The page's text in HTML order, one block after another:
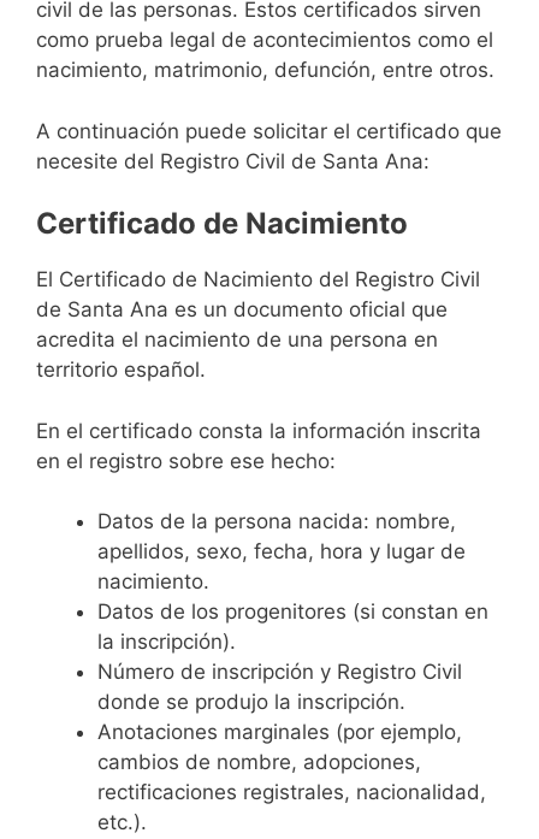
civil de las personas. Estos certificados sirven
como prueba legal de acontecimientos como el
nacimiento, matrimonio, defunción, entre otros.
A continuación puede solicitar el certificado que
necesite del Registro Civil de Santa Ana:
Certificado de Nacimiento
El Certificado de Nacimiento del Registro Civil
de Santa Ana es un documento oficial que
acredita el nacimiento de una persona en
territorio español.
En el certificado consta la información inscrita
en el registro sobre ese hecho:
Datos de la persona nacida: nombre,
apellidos, sexo, fecha, hora y lugar de
nacimiento.
Datos de los progenitores (si constan en
la inscripción).
Número de inscripción y Registro Civil
donde se produjo la inscripción.
Anotaciones marginales (por ejemplo,
cambios de nombre, adopciones,
rectificaciones registrales, nacionalidad,
etc.).